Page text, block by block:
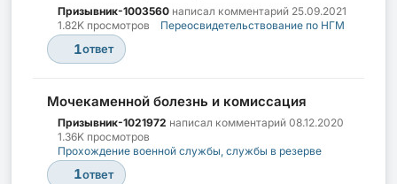
Призывник-1003560 написал комментарий 25.09.2021
1.82K просмотров
Переосвидетельствование по НГМ
1ответ
Мочекаменной болезнь и комиссация
Призывник-1021972 написал комментарий 08.12.2020
1.36K просмотров
Прохождение военной службы, службы в резерве
1ответ